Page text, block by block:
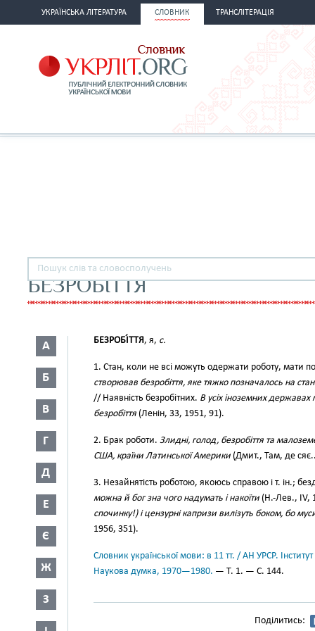
УКРАЇНСЬКА ЛІТЕРАТУРА СЛОВНИК ТРАНСЛІТЕРАЦІЯ
БЕЗРОБІТТЯ
А
Б
В
Г
Д
Е
Є
Ж
З
БЕЗРОБІ́ТТЯ, я, с.
1. Стан, коли не всі можуть одержати роботу, мати
створював безробіття, яке тяжко позначалось на
// Наявність безробітних. В усіх іноземних
безробіття (Ленін, 33, 1951, 91).
2. Брак роботи. Злидні, голод, безробіття та
США, країни Латинської Америки (Дмит., Там, де
3. Незайнятість роботою, якоюсь справою і т. ін.;
можна й бог зна чого надумать і накоїти (Н.-Лев., IV,
спочинку!) і цензурні капризи вилізуть боком, бо
1956, 351).
Словник української мови: в 11 тт. / АН УРСР.
Наукова думка, 1970—1980. — Т. 1. — С. 144.
Поділитись: